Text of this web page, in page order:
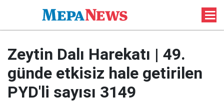
Zeytin Dalı Harekatı | 49.
günde etkisiz hale getirilen
PYD'li sayısı 3149